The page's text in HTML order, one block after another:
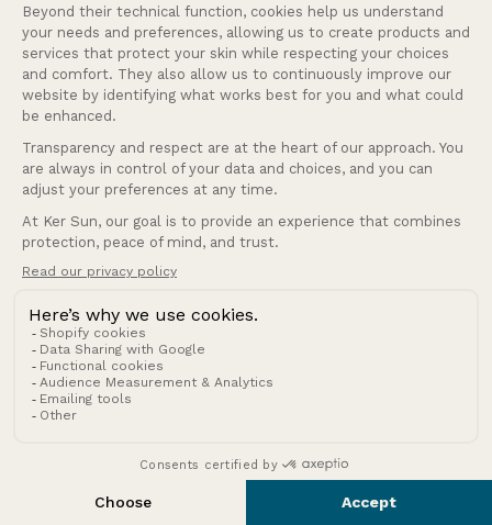
18°) Les médicaments augmentent-ils les risques liés à
l’exposition au soleil ?
Une fois absorbé, un médicament 💊 se diffuse dans la
circulation sanguine et est exposé aux UV à travers la peau.
chimiques entraînées par l'exposition peuvent produire des
. Ces réactions peuvent être graves,